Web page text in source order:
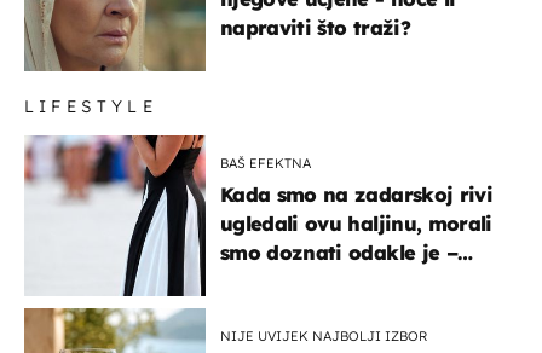
napraviti što traži?
LIFESTYLE
BAŠ EFEKTNA
Kada smo na zadarskoj rivi
ugledali ovu haljinu, morali
smo doznati odakle je –
NIJE UVIJEK NAJBOLJI IZBOR